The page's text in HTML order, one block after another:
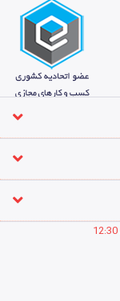
:30